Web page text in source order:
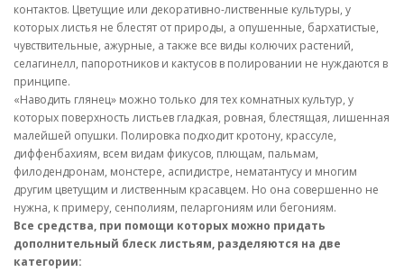
контактов. Цветущие или декоративно-лиственные культуры, у
которых листья не блестят от природы, а опушенные, бархатистые,
чувствительные, ажурные, а также все виды колючих растений,
селагинелл, папоротников и кактусов в полировании не нуждаются в
принципе.
«Наводить глянец» можно только для тех комнатных культур, у
которых поверхность листьев гладкая, ровная, блестящая, лишенная
малейшей опушки. Полировка подходит кротону, крассуле,
диффенбахиям, всем видам фикусов, плющам, пальмам,
филодендронам, монстере, аспидистре, нематантусу и многим
другим цветущим и лиственным красавцем. Но она совершенно не
нужна, к примеру, сенполиям, пеларгониям или бегониям.
Все средства, при помощи которых можно придать
дополнительный блеск листьям, разделяются на две
категории: